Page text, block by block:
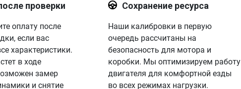
проверки
оплату после
если вас
характеристики.
в ходе
замер
и снятие
Сохранение ресурса
Наши калибровки в первую
очередь рассчитаны на
безопасность для мотора и
коробки. Мы оптимизируем работу
двигателя для комфортной езды
во всех режимах нагрузки.